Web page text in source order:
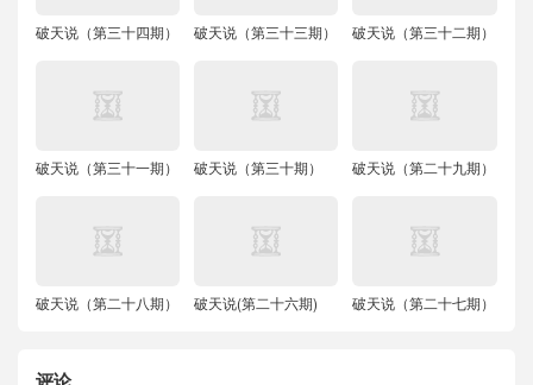
破天说（第三十四期） 破天说（第三十三期） 破天说（第三十二期）
破天说（第三十一期） 破天说（第三十期） 破天说（第二十九期）
破天说（第二十八期） 破天说(第二十六期) 破天说（第二十七期）